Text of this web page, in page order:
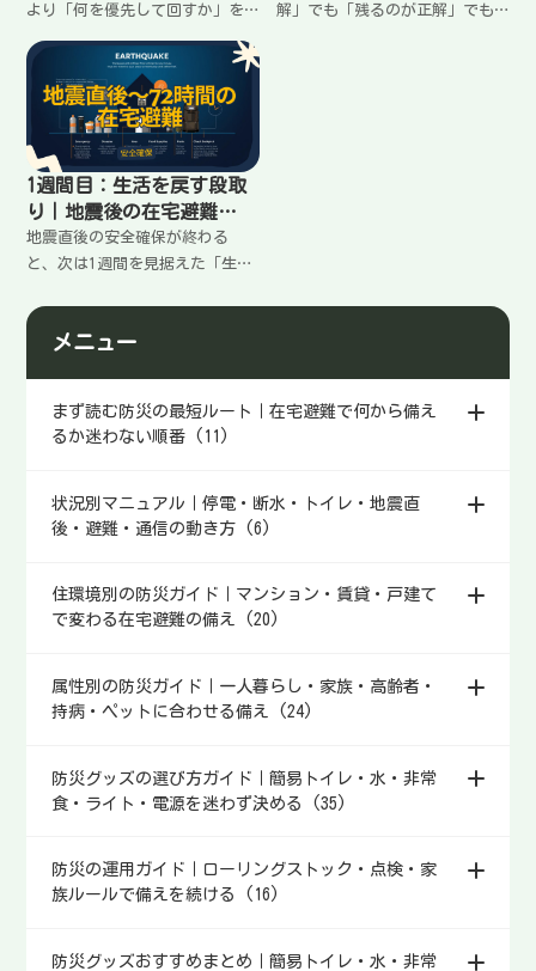
より「何を優先して回すか」を
飲用を最優先に、次に最低限の
衛生へ。食事は“洗い物を増や
さない”形へ寄せる。最初の配
分の決め方と、家族で迷わない
ルールをまとめます。
件」
解」でも「残るのが正解」でも
1週間目：生活を戻す段取
り｜地震後の在宅避難
を“続けられる形”に整え
る
地震直後の安全確保が終わる
と、次は1週間を見据えた「生活
水/食・衛生・ゴミ・情報・修繕
の優先順位を決め、やることを
化します。
メニュー
まず読む防災の最短ルート｜在宅避難で何から備え
るか迷わない順番 (11)
状況別マニュアル｜停電・断水・トイレ・地震直
後・避難・通信の動き方 (6)
住環境別の防災ガイド｜マンション・賃貸・戸建て
で変わる在宅避難の備え (20)
属性別の防災ガイド｜一人暮らし・家族・高齢者・
持病・ペットに合わせる備え (24)
防災グッズの選び方ガイド｜簡易トイレ・水・非常
食・ライト・電源を迷わず決める (35)
防災の運用ガイド｜ローリングストック・点検・家
族ルールで備えを続ける (16)
防災グッズおすすめまとめ｜簡易トイレ・水・非常